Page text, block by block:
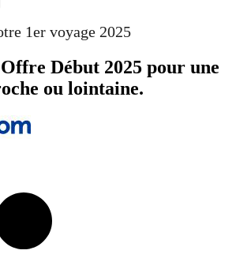
1er voyage 2025
Début 2025 pour une
ou lointaine.